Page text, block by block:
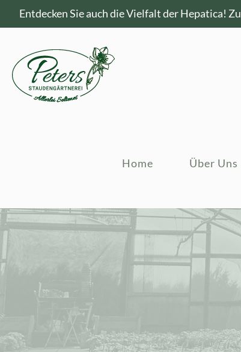
Entdecken Sie auch die Vielfalt der Hepatica!
Home Über Uns